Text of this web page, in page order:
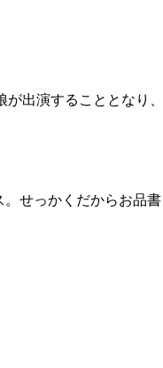
が出演することとなり、
せっかくだからお品書